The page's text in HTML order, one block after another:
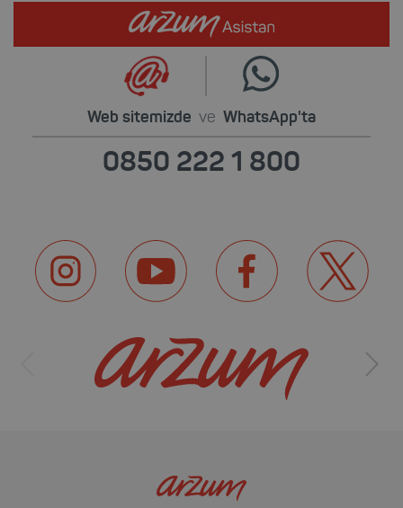
Web sitemizde ve WhatsApp'ta
0850 222 1 800